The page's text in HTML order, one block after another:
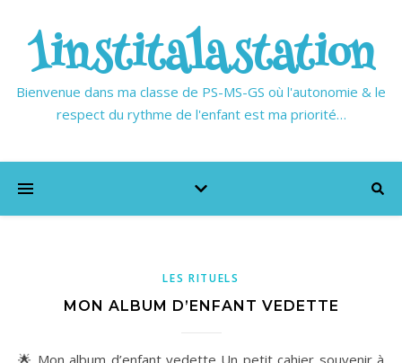
1institalastation
Bienvenue dans ma classe de PS-MS-GS où l'autonomie & le
respect du rythme de l'enfant est ma priorité…
LES RITUELS
MON ALBUM D’ENFANT VEDETTE
🌟 Mon album d’enfant vedette Un petit cahier souvenir à